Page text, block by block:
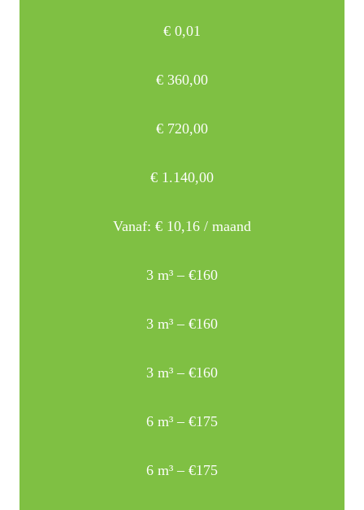
€ 0,01
€ 360,00
€ 720,00
€ 1.140,00
Vanaf: € 10,16 / maand
3 m³ – €160
3 m³ – €160
3 m³ – €160
6 m³ – €175
6 m³ – €175